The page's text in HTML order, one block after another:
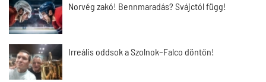
Norvég zakó! Bennmaradás? Svájctól függ!
Irreális oddsok a Szolnok–Falco döntőn!